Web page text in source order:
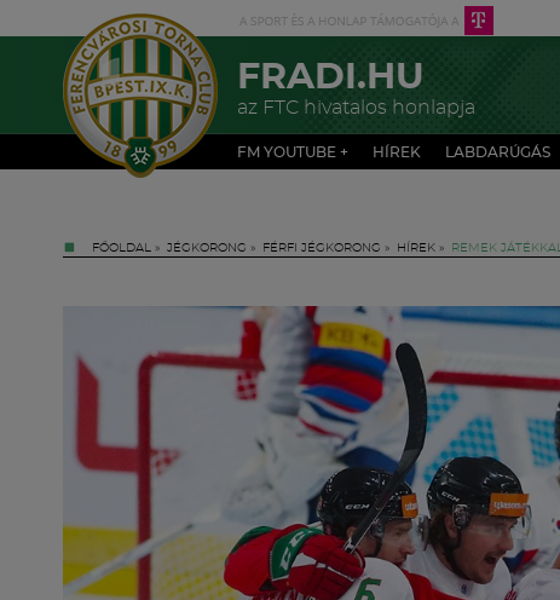
FRADI.HU
az FTC hivatalos honlapja
FM YOUTUBE + HÍREK LABDARÚGÁS
FŐOLDAL » JÉGKORONG » FÉRFI JÉGKORONG » HÍREK » REMEK